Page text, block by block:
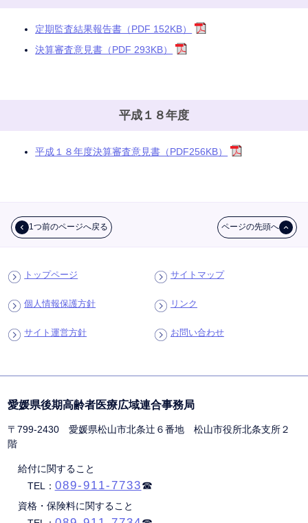
定期監査結果報告書（PDF 152KB）
決算審査意見書（PDF 293KB）
平成１８年度
平成１８年度決算審査意見書（PDF256KB）
1つ前のページへ戻る ページの先頭へ
トップページ サイトマップ
個人情報保護方針 リンク
サイト運営方針 お問い合わせ
愛媛県後期高齢者医療広域連合事務局
〒799-2430 愛媛県松山市北条辻󠄀６番地 松山市役所北条支所２
階
給付に関すること
TEL： 089-911-7733
資格・保険料に関すること